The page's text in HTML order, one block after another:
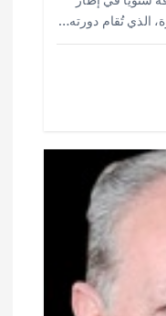
الذي تُقام دورته…